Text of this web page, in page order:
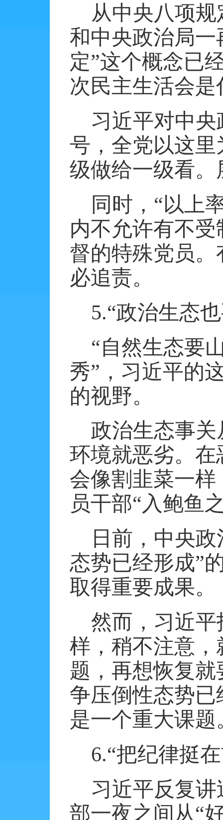
从中央八项
和中央政治局
定”这个概念已
次民主生活会
习近平对中
号，全党以这
级做给一级看
同时，“以上
内不允许有不
督的特殊党员
必追责。
5.“政治生态
“自然生态要
秀”，习近平的
的视野。
政治生态事
环境就恶劣。
会像割韭菜一
员干部“入鲍鱼
日前，中央
态势已经形成”
取得重要成果。
然而，习近
样，稍不注意
题，再想恢复
争压倒性态势
是一个重大课题
6.“把纪律挺
习近平反复
部一夜之间从“